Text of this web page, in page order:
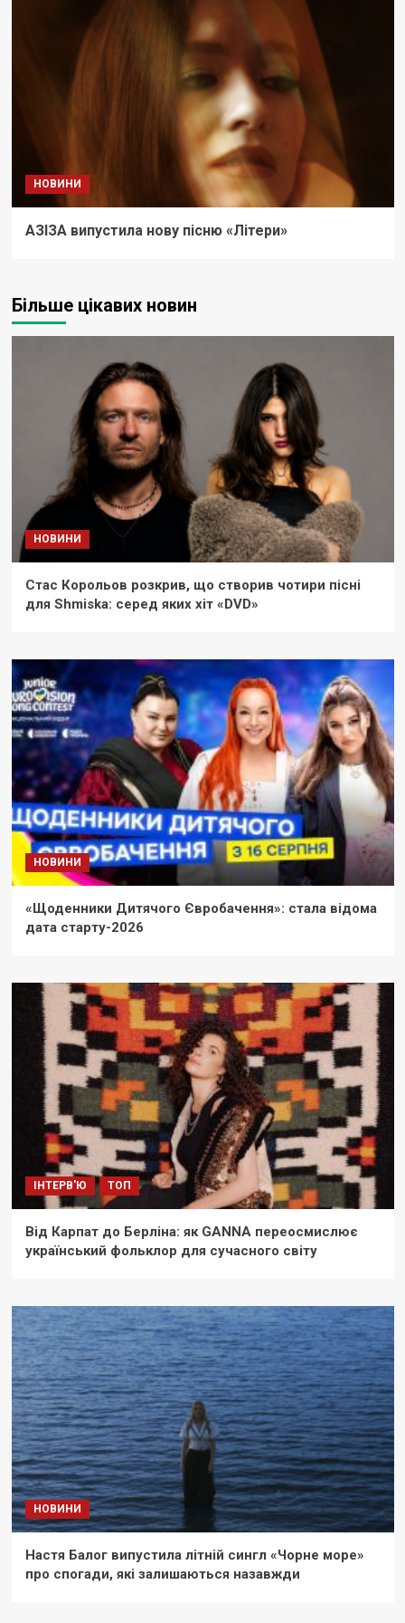
НОВИНИ
АЗІЗА випустила нову пісню «Літери»
Більше цікавих новин
НОВИНИ
Стас Корольов розкрив, що створив чотири пісні
для Shmiska: серед яких хіт «DVD»
НОВИНИ
«Щоденники Дитячого Євробачення»: стала відома
дата старту-2026
ІНТЕРВ'Ю ТОП
Від Карпат до Берліна: як GANNA переосмислює
український фольклор для сучасного світу
НОВИНИ
Настя Балог випустила літній сингл «Чорне море»
про спогади, які залишаються назавжди